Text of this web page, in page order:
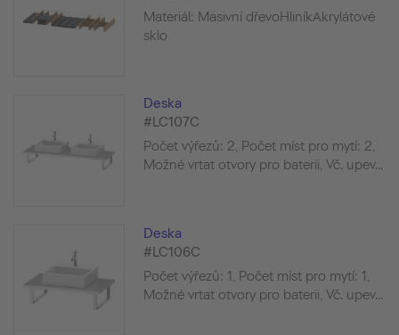
Materiál: Masivní dřevoHliníkAkrylátové
sklo
Deska
#LC107C
Počet výřezů: 2, Počet míst pro mytí: 2,
Možné vrtat otvory pro baterii, Vč. upev...
Deska
#LC106C
Počet výřezů: 1, Počet míst pro mytí: 1,
Možné vrtat otvory pro baterii, Vč. upev...